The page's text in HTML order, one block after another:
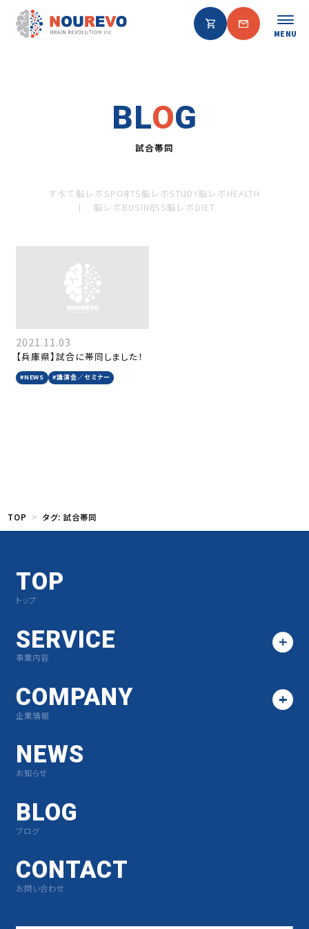
MENU
BLOG
試合帯同
すべて脳レボSPORTS脳レボSTUDY脳レボHEALTH
脳レボBUSINESS脳レボDIET
2021.11.03
【兵庫県】試合に帯同しました！
#NEWS #講演会／セミナー
TOP タグ:試合帯同
TOP
トップ
SERVICE
事業内容
COMPANY
企業情報
NEWS
お知らせ
BLOG
ブログ
CONTACT
お問い合わせ